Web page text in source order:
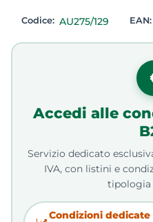
Codice: AU275/129 EAN:
Accedi alle
Servizio dedicato
IVA, con listini e
tipologia
Condizioni dedicate